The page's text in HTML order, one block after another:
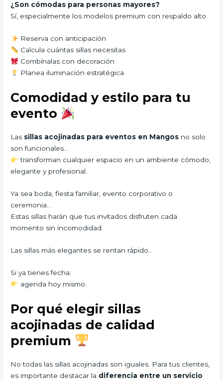
¿Son cómodas para personas mayores?
Sí, especialmente los modelos premium con respaldo alto.
Reserva con anticipación
Calcula cuántas sillas necesitas
Combínalas con decoración
Planea iluminación estratégica
Comodidad y estilo para tu
evento
Las sillas acojinadas para eventos en Mangos no solo
son funcionales…
transforman cualquier espacio en un ambiente cómodo,
elegante y profesional.
Ya sea boda, fiesta familiar, evento corporativo o
ceremonia…
Estas sillas harán que tus invitados disfruten cada
momento sin incomodidad.
Las sillas más elegantes se rentan rápido…
Si ya tienes fecha:
agenda hoy mismo.
Por qué elegir sillas
acojinadas de calidad
premium
No todas las sillas acojinadas son iguales. Para tus clientes,
es importante destacar la diferencia entre un servicio